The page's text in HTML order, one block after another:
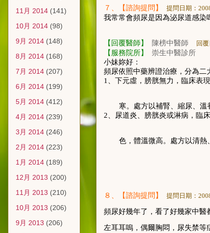
７ 、【諮詢提問】 提問日期：
我常常會頻尿是因為泌尿道感染
【回覆醫師】 陳榜中醫師 回覆
【服務院所】
崇生中醫診所
小妹妳好：
頻尿依照中藥辨證治療，分為二
1
、下元虛，膀胱無力，臨床表
寒。處方以補腎、縮尿、溫
2 、尿道炎、膀胱炎或淋病，臨
色，體溫微高。處方以清熱
８ 、【諮詢提問】 提問日期：
頻尿好幾年了 ， 看了好幾家中醫
左耳耳嗚 ， 偶爾胸悶 ， 尿失禁等
11月 2014 (141)
10月 2014 (98)
9月 2014 (148)
8月 2014 (168)
7月 2014 (207)
6月 2014 (199)
5月 2014 (412)
4月 2014 (239)
3月 2014 (246)
2月 2014 (223)
1月 2014 (189)
12月 2013 (200)
11月 2013 (210)
10月 2013 (206)
9月 2013 (206)